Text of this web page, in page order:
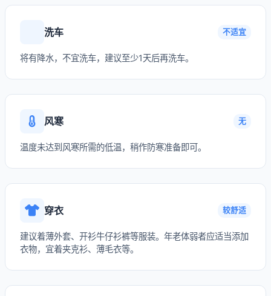
洗车 不适宜
将有降水，不宜洗车，建议至少1天后再洗车。
风寒 无
温度未达到风寒所需的低温，稍作防寒准备即可。
穿衣 较舒适
建议着薄外套、开衫牛仔衫裤等服装。年老体弱者应适当添加
衣物，宜着夹克衫、薄毛衣等。